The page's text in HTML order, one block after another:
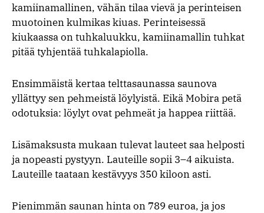
kamiinamallinen, vähän tilaa vievä ja perinteisen
muotoinen kulmikas kiuas. Perinteisessä
kiukaassa on tuhkaluukku, kamiinamallin tuhkat
pitää tyhjentää tuhkalapiolla.
Ensimmäistä kertaa telttasaunassa saunova
yllättyy sen pehmeistä löylyistä. Eikä Mobira petä
odotuksia: löylyt ovat pehmeät ja happea riittää.
Lisämaksusta mukaan tulevat lauteet saa helposti
ja nopeasti pystyyn. Lauteille sopii 3–4 aikuista.
Lauteille taataan kestävyys 350 kiloon asti.
Pienimmän saunan hinta on 789 euroa, ja jos